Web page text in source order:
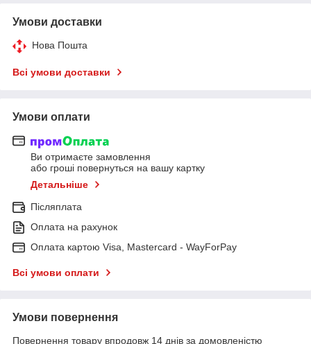
Умови доставки
Нова Пошта
Всі умови доставки
Умови оплати
Ви отримаєте замовлення
або гроші повернуться на вашу картку
Детальніше
Післяплата
Оплата на рахунок
Оплата картою Visa, Mastercard - WayForPay
Всі умови оплати
Умови повернення
Повернення товару впродовж 14 днів за домовленістю